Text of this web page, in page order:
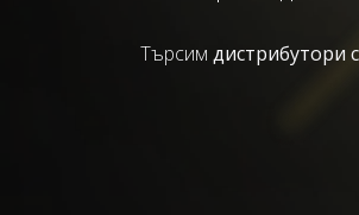
Търсим дистрибутори